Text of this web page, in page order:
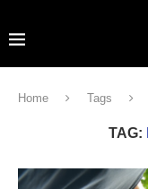
Home Tags
TAG: